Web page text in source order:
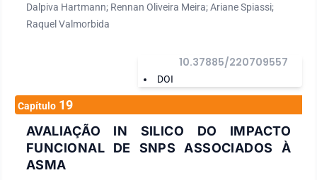
Dalpiva Hartmann; Rennan Oliveira Meira; Ariane Spiassi;
Raquel Valmorbida
DOI
10.37885/220709557
Capítulo 19
AVALIAÇÃO IN SILICO DO IMPACTO
FUNCIONAL DE SNPS ASSOCIADOS À
ASMA